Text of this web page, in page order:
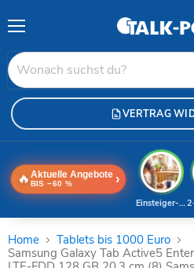
VERTRAG
🔥 Aktuelle Angebote
BIS −60 % ›
Einsteiger-
Home
Tablets bis 1000 Euro
Samsung Galaxy Tab Active5